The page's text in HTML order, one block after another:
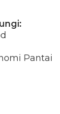
Pantai